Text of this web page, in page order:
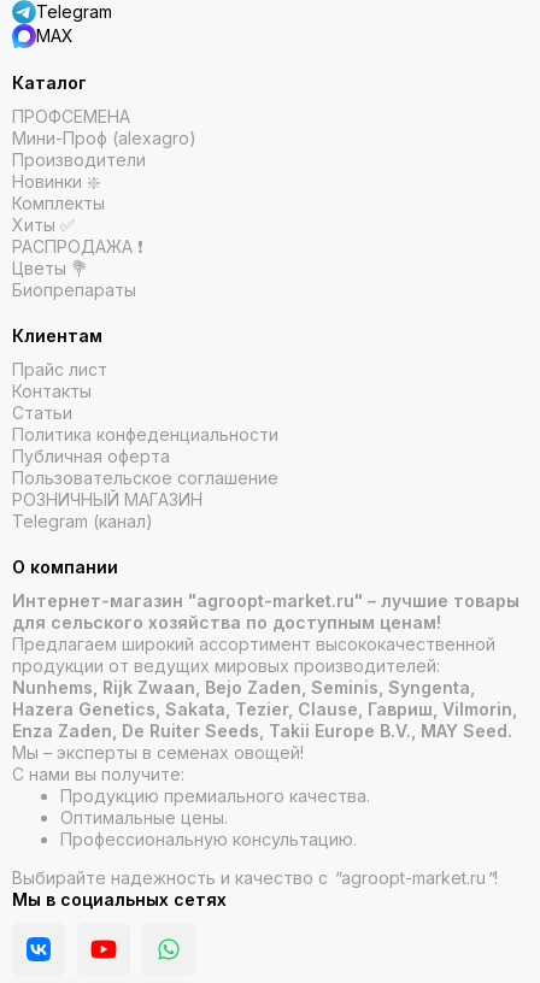
Telegram
MAX
Каталог
ПРОФСЕМЕНА
Мини-Проф (alexagro)
Производители
Новинки ❇️
Комплекты
Хиты ✅
РАСПРОДАЖА ❗️
Цветы 💐
Биопрепараты
Клиентам
Прайс лист
Контакты
Статьи
Политика конфеденциальности
Публичная оферта
Пользовательское соглашение
РОЗНИЧНЫЙ МАГАЗИН
Telegram (канал)
О компании
Интернет-магазин "agroopt-market.ru" – лучшие товары
для сельского хозяйства по доступным ценам!
Предлагаем широкий ассортимент высококачественной
продукции от ведущих мировых производителей:
Nunhems, Rijk Zwaan, Bejo Zaden, Seminis, Syngenta,
Hazera Genetics, Sakata, Tezier, Clause, Гавриш, Vilmorin,
Enza Zaden, De Ruiter Seeds, Takii Europe B.V., MAY Seed.
Мы – эксперты в семенах овощей!
С нами вы получите:
Продукцию премиального качества.
Оптимальные цены.
Профессиональную консультацию.
Выбирайте надежность и качество с "agroopt-market.ru "!
Мы в социальных сетях